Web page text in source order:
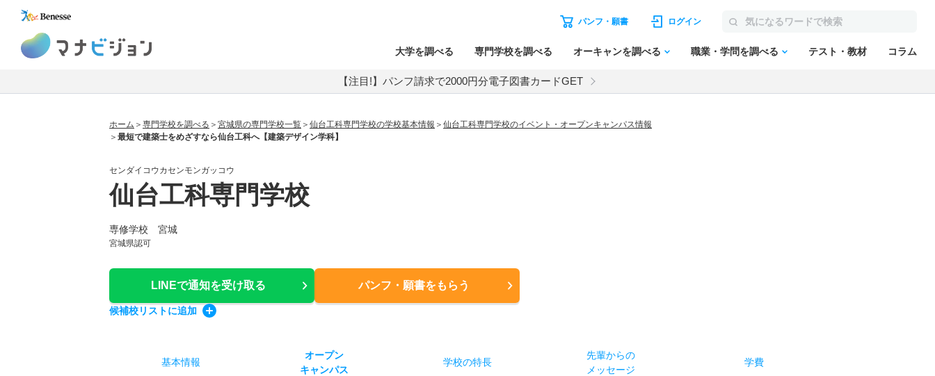
パンフ・願書 ログイン
大学を調べる 専門学校を調べる オーキャンを調べる 職業・学問を調べる テスト・教材 コラム
【注目!】パンフ請求で2000円分電子図書カードGET
ホーム 専門学校を調べる 宮城県の専門学校一覧 仙台工科専門学校の学校基本情報
仙台工科専門学校のイベント・オープンキャンパス情報
最短で建築士をめざすなら仙台工科へ【建築デザイン学科】
センダイコウカセンモンガッコウ
仙台工科専門学校
専修学校 宮城
宮城県認可
LINEで通知を受け取る パンフ・願書をもらう
候補校リストに追加
基本情報
オープン
キャンパス
学校の特長
先輩からの
メッセージ
学費